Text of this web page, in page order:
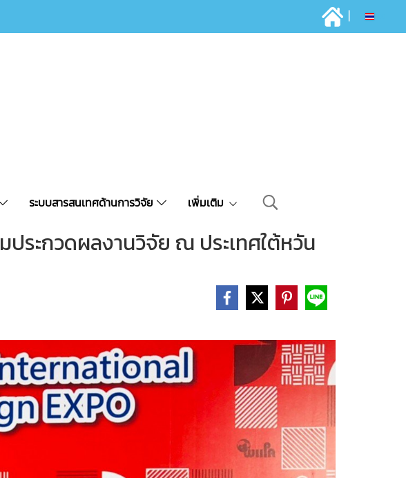
|
ระบบสารสนเทศด้านการวิจัย เพิ่มเติม
ประกวดผลงานวิจัย ณ ประเทศใต้หวัน